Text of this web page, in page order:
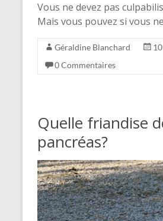
Vous ne devez pas
Mais vous pouvez si vous
Géraldine Blanchard
0 Commentaires
Quelle friandise
pancréas?